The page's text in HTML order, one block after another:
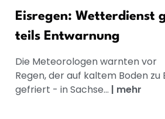
Eisregen: Wetterdienst
teils Entwarnung
Die Meteorologen warnten vor
Regen, der auf kaltem Boden zu
gefriert - in Sachse... | mehr